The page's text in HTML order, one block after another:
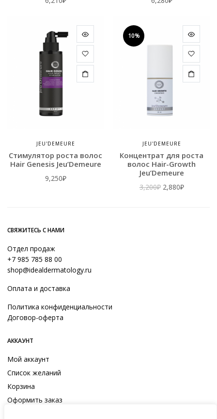
JEU'DEMEURE
Стимулятор роста волос
Hair Genesis Jeu’Demeure
9,250₽
10%
JEU'DEMEURE
Концентрат для роста
волос Hair-Growth
Jeu’Demeure
3,200₽ 2,880₽Текущая
СВЯЖИТЕСЬ С НАМИ
Отдел продаж
+7 985 785 88 00
shop@idealdermatology.ru
Оплата и доставка
Политика конфиденциальности
Договор-оферта
АККАУНТ
Мой аккаунт
Список желаний
Корзина
Оформить заказ